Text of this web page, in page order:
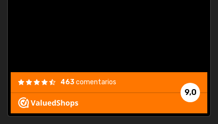
9,0
463comentarios